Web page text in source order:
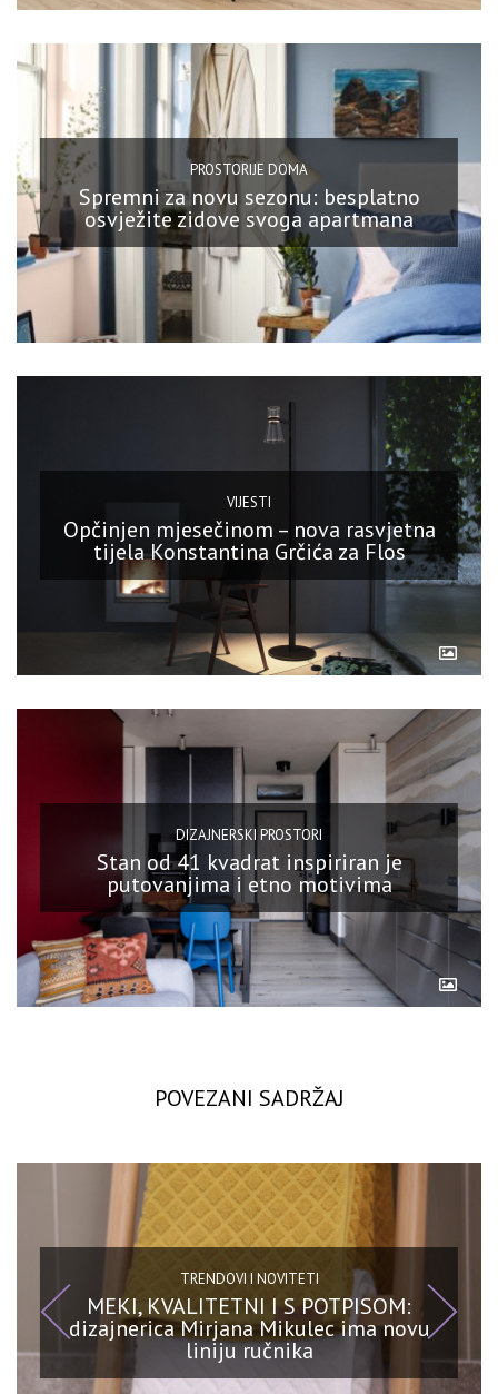
PROSTORIJE DOMA
Spremni za novu sezonu: besplatno
osvježite zidove svoga apartmana
VIJESTI
Opčinjen mjesečinom – nova rasvjetna
tijela Konstantina Grčića za Flos
DIZAJNERSKI PROSTORI
Stan od 41 kvadrat inspiriran je
putovanjima i etno motivima
POVEZANI SADRŽAJ
TRENDOVI I NOVITETI
MEKI, KVALITETNI I S POTPISOM:
dizajnerica Mirjana Mikulec ima novu
liniju ručnika